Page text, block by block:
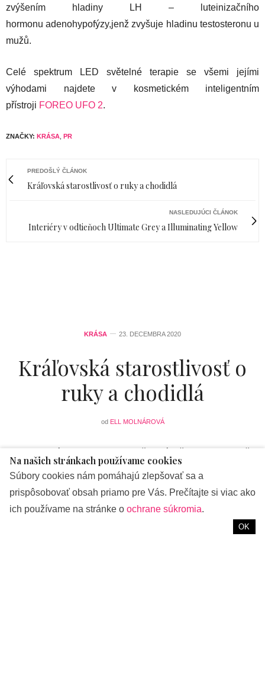
zvýšením hladiny LH – luteinizačního
hormonu adenohypofýzy,jenž zvyšuje hladinu testosteronu u
mužů.
Celé spektrum LED světelné terapie se všemi jejími
výhodami najdete v kosmetickém inteligentním
přístroji FOREO UFO 2.
ZNAČKY: KRÁSA PR
PREDOŠLÝ ČLÁNOK
Kráľovská starostlivosť o ruky a chodidlá
NASLEDUJÚCI ČLÁNOK
Interiéry v odtieňoch Ultimate Grey a Illuminating Yellow
KRÁSA 23. DECEMBRA 2020
Kráľovská starostlivosť o
ruky a chodidlá
od ELL MOLNÁROVÁ
(nielen) chladného počasia? Nahliadnite na kúzelné účinky
Na našich stránkach používame cookies
Súbory cookies nám pomáhajú zlepšovať sa a
prispôsobovať obsah priamo pre Vás. Prečítajte si viac ako
ich používame na stránke o ochrane súkromia.
OK